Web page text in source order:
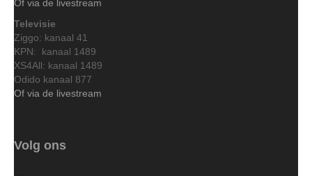
Of via de livestream
Televisie
Ziggo: kanaal 41
KPN: kanaal 1489
XS4All: kanaal 1489
Odido kanaal 877
Of via de livestream
Volg ons